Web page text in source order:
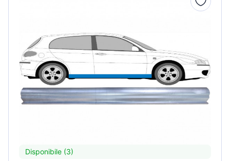
Disponibile (3)